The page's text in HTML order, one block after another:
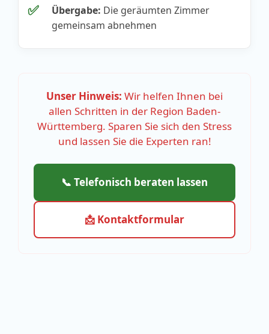
✅ Übergabe: Die geräumten Zimmer
gemeinsam abnehmen
Unser Hinweis: Wir helfen Ihnen bei
allen Schritten in der Region Baden-
Württemberg. Sparen Sie sich den Stress
und lassen Sie die Experten ran!
📞 Telefonisch beraten lassen
📩 Kontaktformular